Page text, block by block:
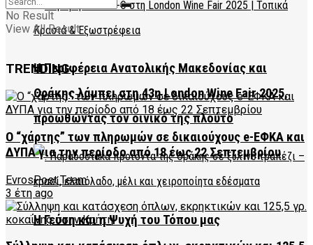
Η Περιφέρεια Ανατολικής Μακεδονίας και
Θράκης λάμπει στη 43η London Wine Fair 2025,
προωθώντας τον οινικό της πλούτο
Η Γεύση και η Ψυχή του Τόπου μας
No Result
View All Result
TRENDING
O “χάρτης” των πληρωμών σε δικαιούχους e-ΕΦΚΑ και
ΔΥΠΑ για την περίοδο από 18 έως 22 Σεπτεμβρίου
EvrosPost Team
3 έτη ago